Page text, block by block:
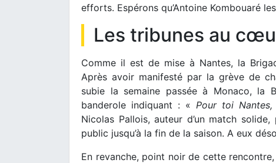
efforts. Espérons qu’Antoine Kombouaré
Les tribunes au
Comme il est de mise à Nantes, la
Après avoir manifesté par la grève de
subie la semaine passée à Monaco, la
banderole indiquant : « Pour toi
Nicolas Pallois, auteur d’un match
public jusqu’à la fin de la saison. A eux
En revanche, point noir de cette